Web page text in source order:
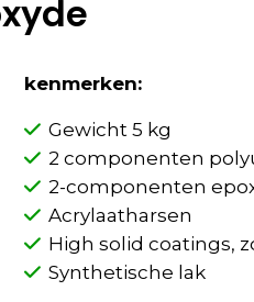
kenmerken:
Gewicht 5 kg
2 componenten
2-componenten
Acrylaatharsen
High solid coatings,
Synthetische lak